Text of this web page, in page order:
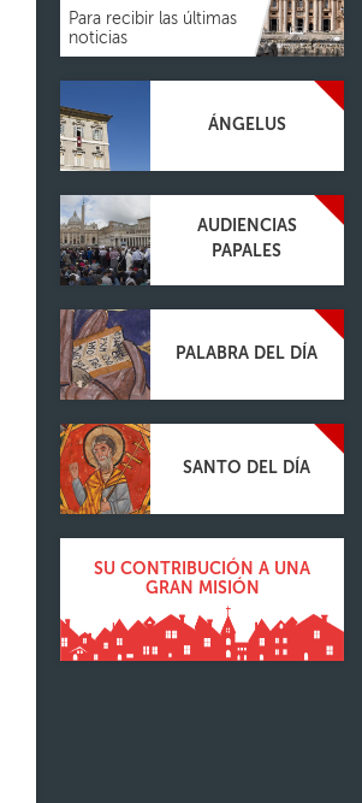
Para recibir las últimas
noticias
ÁNGELUS
AUDIENCIAS
PAPALES
PALABRA DEL DÍA
SANTO DEL DÍA
SU CONTRIBUCIÓN A UNA
GRAN MISIÓN